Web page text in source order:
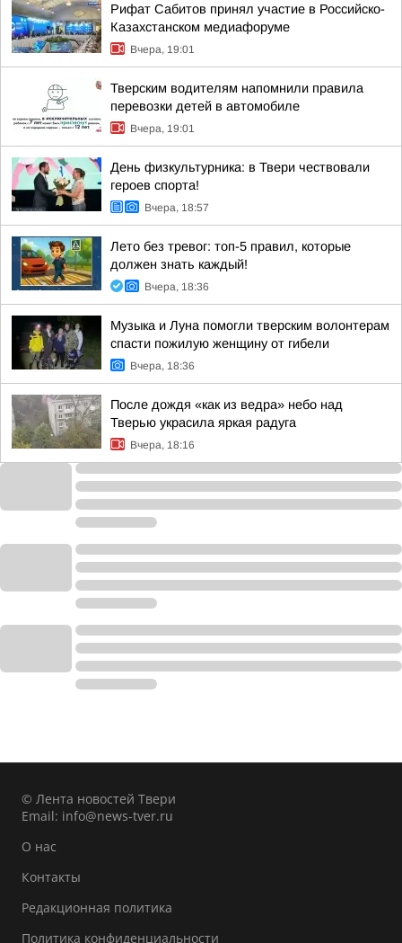
Рифат Сабитов принял участие в Российско-
Казахстанском медиафоруме
Вчера, 19:01
Тверским водителям напомнили правила
перевозки детей в автомобиле
Вчера, 19:01
День физкультурника: в Твери чествовали
героев спорта!
Вчера, 18:57
Лето без тревог: топ-5 правил, которые
должен знать каждый!
Вчера, 18:36
Музыка и Луна помогли тверским волонтерам
спасти пожилую женщину от гибели
Вчера, 18:36
После дождя «как из ведра» небо над
Тверью украсила яркая радуга
Вчера, 18:16
© Лента новостей Твери
Email: info@news-tver.ru
О нас
Контакты
Редакционная политика
Политика конфиденциальности